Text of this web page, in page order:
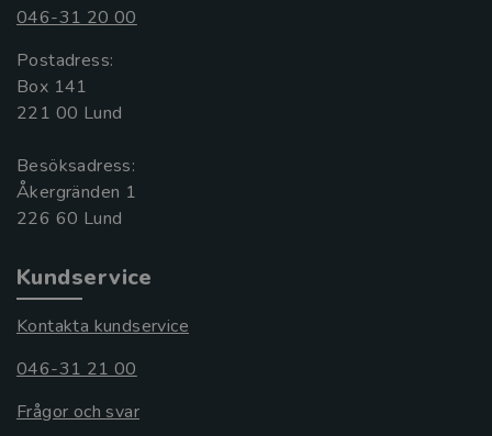
046-31 20 00
Postadress:
Box 141
221 00 Lund
Besöksadress:
Åkergränden 1
Kundservice
Kontakta kundservice
046-31 21 00
Frågor och svar